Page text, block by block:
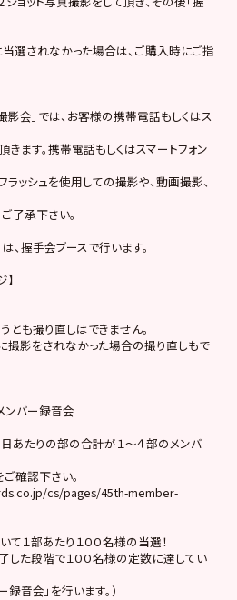
当選されなかった場合は、ご購入時にご指
会」では、お客様の携帯電話もしくはス
す。携帯電話もしくはスマートフォン
シュを使用しての撮影や、動画撮影、
承下さい。
握手会ブースで行います。
撮り直しはできません。
をされなかった場合の撮り直しもで
バー録音会
あたりの部の合計が１〜４部のメンバ
認下さい。
cs/pages/45th-member-
１部あたり１００名様の当選！
た段階で１００名様の定数に達してい
音会」を行います。）